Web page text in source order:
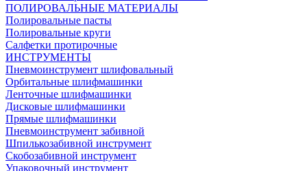
ПОЛИРОВАЛЬНЫЕ МАТЕРИАЛЫ
Полировальные пасты
Полировальные круги
Салфетки протирочные
ИНСТРУМЕНТЫ
Пневмоинструмент шлифовальный
Орбитальные шлифмашинки
Ленточные шлифмашинки
Дисковые шлифмашинки
Прямые шлифмашинки
Пневмоинструмент забивной
Шпилькозабивной инструмент
Скобозабивной инструмент
Упаковочный инструмент